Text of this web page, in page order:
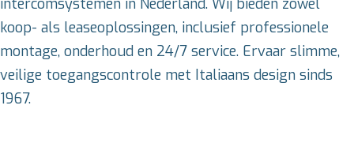
intercomsystemen in Nederland. Wij bieden zowel
koop- als leaseoplossingen, inclusief professionele
montage, onderhoud en 24/7 service. Ervaar slimme,
veilige toegangscontrole met Italiaans design sinds
1967.